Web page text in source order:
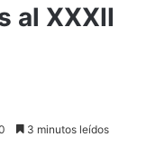
al XXXII
3 minutos leídos